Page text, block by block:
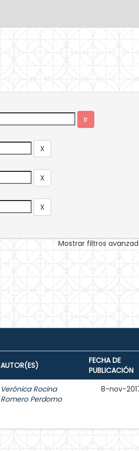
Mostrar filtros
AUTOR(ES)
FECHA DE
PUBLICACIÓN
Verónica Rocina
Romero Perdomo
8-nov-